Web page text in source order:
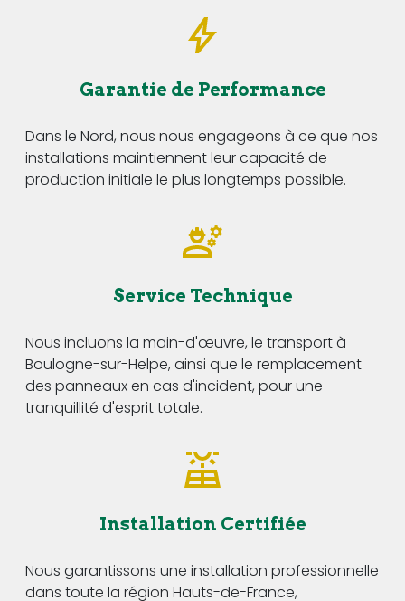
Garantie de Performance
Dans le Nord, nous nous engageons à ce que nos
installations maintiennent leur capacité de
production initiale le plus longtemps possible.
Service Technique
Nous incluons la main-d'œuvre, le transport à
Boulogne-sur-Helpe, ainsi que le remplacement
des panneaux en cas d'incident, pour une
tranquillité d'esprit totale.
Installation Certifiée
Nous garantissons une installation professionnelle
dans toute la région Hauts-de-France,